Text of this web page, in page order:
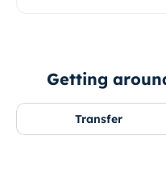
Getting
Transfer